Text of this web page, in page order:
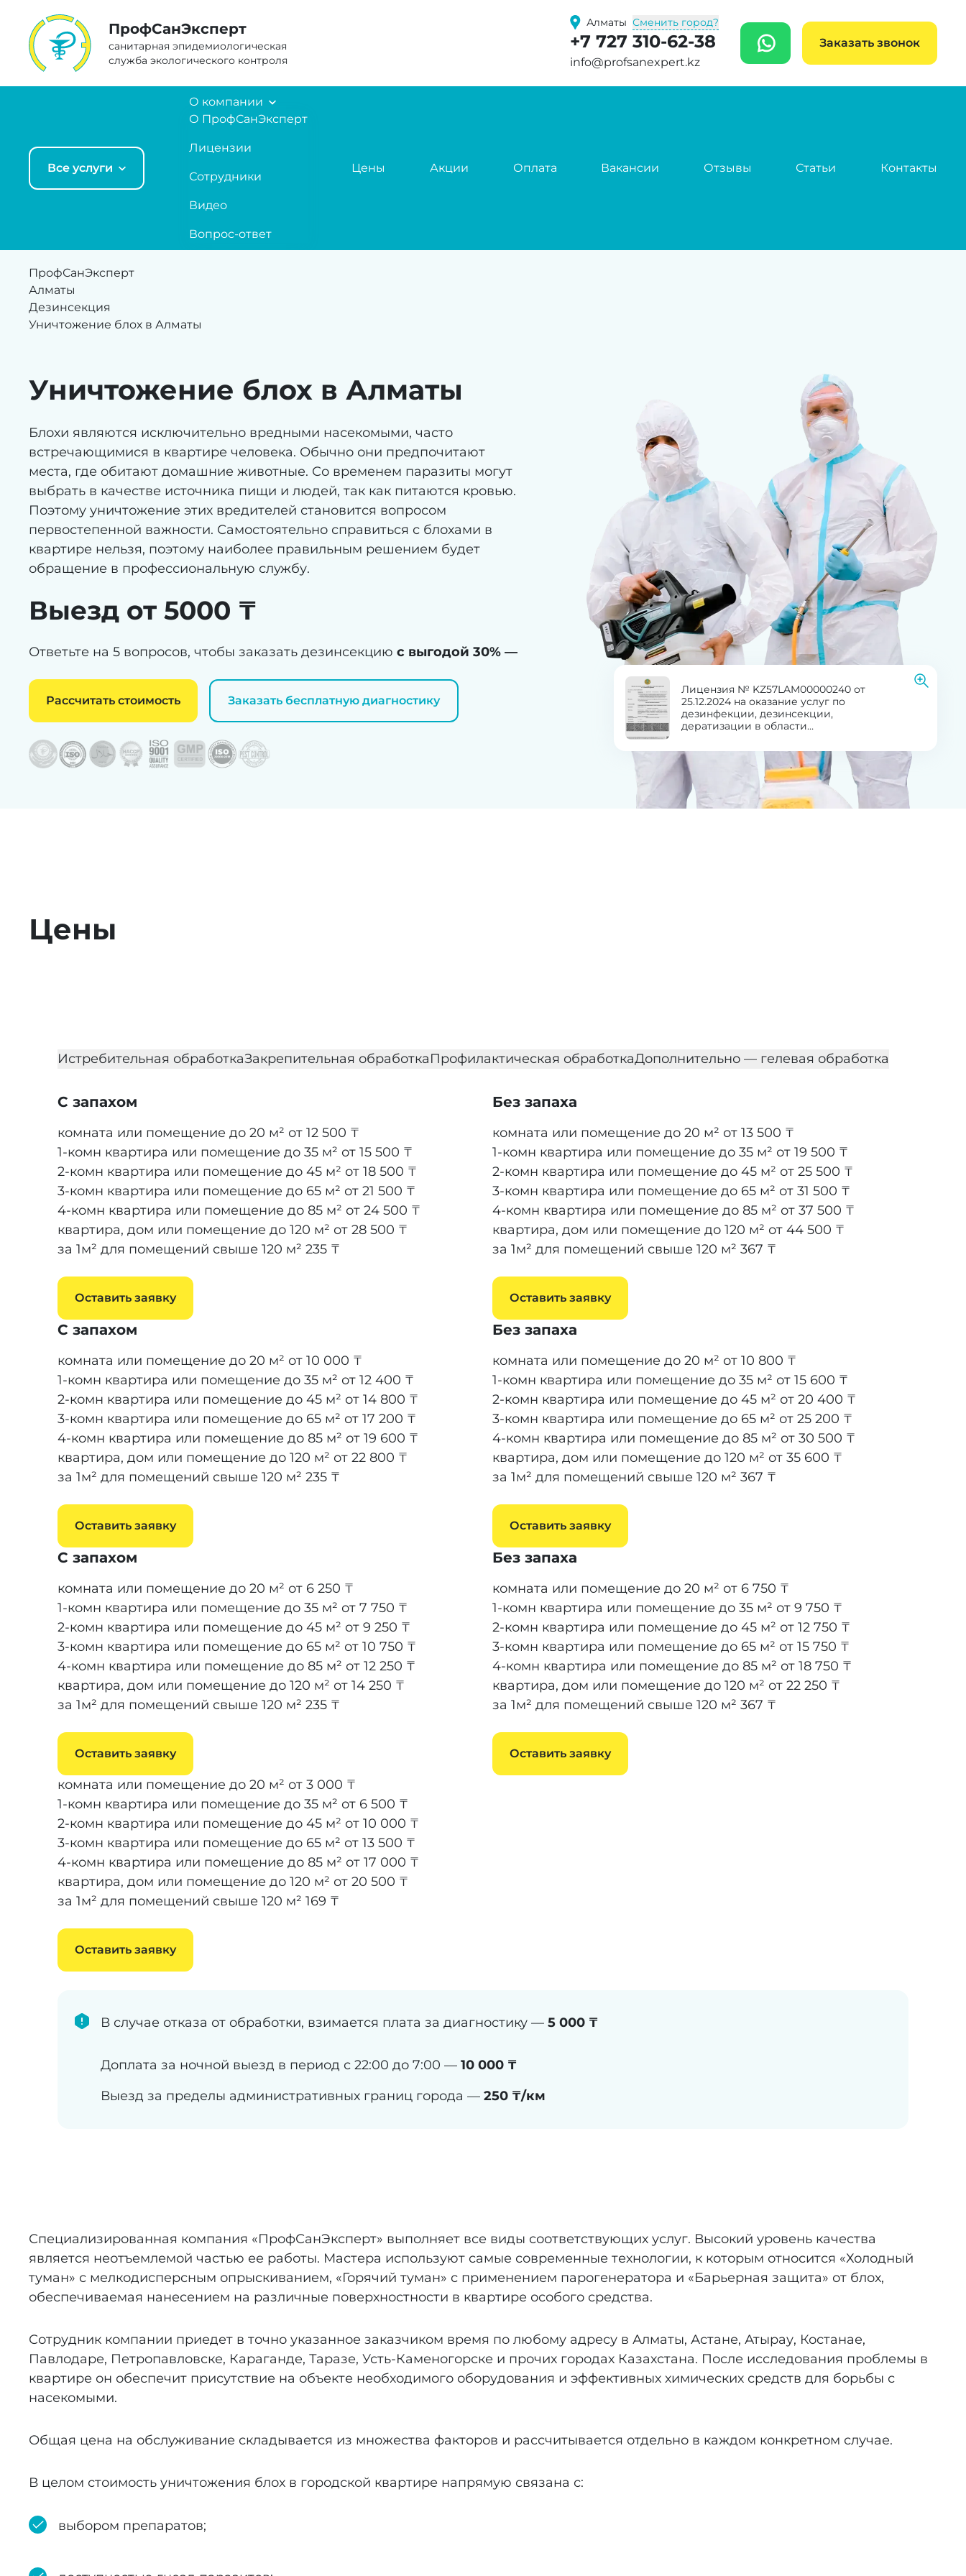
ПрофCанЭксперт
санитарная эпидемиологическая
служба экологического контроля
Алматы Сменить город?
+7 727 310-62-38
info@profsanexpert.kz
WhatsAppЗаказать звонок
Все услуги
О компании
О ПрофСанЭксперт
Лицензии
Сотрудники
Видео
Вопрос-ответ
Цены Акции Оплата Вакансии Отзывы Статьи Контакты
ПрофСанЭксперт
Алматы
Дезинсекция
Уничтожение блох в Алматы
Уничтожение блох в Алматы
Блохи являются исключительно вредными насекомыми, часто
встречающимися в квартире человека. Обычно они предпочитают
места, где обитают домашние животные. Со временем паразиты могут
выбрать в качестве источника пищи и людей, так как питаются кровью.
Поэтому уничтожение этих вредителей становится вопросом
первостепенной важности. Самостоятельно справиться с блохами в
квартире нельзя, поэтому наиболее правильным решением будет
обращение в профессиональную службу.
Выезд от 5000 ₸
Ответьте на 5 вопросов, чтобы заказать дезинсекцию с выгодой 30% —
Рассчитать стоимость Заказать бесплатную диагностику
Лицензия № KZ57LAM00000240 от
25.12.2024 на оказание услуг по
дезинфекции, дезинсекции,
дератизации в области
Цены
Истребительная обработкаЗакрепительная обработкаПрофилактическая обработкаДополнительно — гелевая обработка
С запахом
комната или помещение до 20 м² от 12 500 ₸
1-комн квартира или помещение до 35 м² от 15 500 ₸
2-комн квартира или помещение до 45 м² от 18 500 ₸
3-комн квартира или помещение до 65 м² от 21 500 ₸
4-комн квартира или помещение до 85 м² от 24 500 ₸
квартира, дом или помещение до 120 м² от 28 500 ₸
за 1м² для помещений свыше 120 м² 235 ₸
Оставить заявку
Без запаха
комната или помещение до 20 м² от 13 500 ₸
1-комн квартира или помещение до 35 м² от 19 500 ₸
2-комн квартира или помещение до 45 м² от 25 500 ₸
3-комн квартира или помещение до 65 м² от 31 500 ₸
4-комн квартира или помещение до 85 м² от 37 500 ₸
квартира, дом или помещение до 120 м² от 44 500 ₸
за 1м² для помещений свыше 120 м² 367 ₸
Оставить заявку
С запахом
комната или помещение до 20 м² от 10 000 ₸
1-комн квартира или помещение до 35 м² от 12 400 ₸
2-комн квартира или помещение до 45 м² от 14 800 ₸
3-комн квартира или помещение до 65 м² от 17 200 ₸
4-комн квартира или помещение до 85 м² от 19 600 ₸
квартира, дом или помещение до 120 м² от 22 800 ₸
за 1м² для помещений свыше 120 м² 235 ₸
Оставить заявку
Без запаха
комната или помещение до 20 м² от 10 800 ₸
1-комн квартира или помещение до 35 м² от 15 600 ₸
2-комн квартира или помещение до 45 м² от 20 400 ₸
3-комн квартира или помещение до 65 м² от 25 200 ₸
4-комн квартира или помещение до 85 м² от 30 500 ₸
квартира, дом или помещение до 120 м² от 35 600 ₸
за 1м² для помещений свыше 120 м² 367 ₸
Оставить заявку
С запахом
комната или помещение до 20 м² от 6 250 ₸
1-комн квартира или помещение до 35 м² от 7 750 ₸
2-комн квартира или помещение до 45 м² от 9 250 ₸
3-комн квартира или помещение до 65 м² от 10 750 ₸
4-комн квартира или помещение до 85 м² от 12 250 ₸
квартира, дом или помещение до 120 м² от 14 250 ₸
за 1м² для помещений свыше 120 м² 235 ₸
Оставить заявку
Без запаха
комната или помещение до 20 м² от 6 750 ₸
1-комн квартира или помещение до 35 м² от 9 750 ₸
2-комн квартира или помещение до 45 м² от 12 750 ₸
3-комн квартира или помещение до 65 м² от 15 750 ₸
4-комн квартира или помещение до 85 м² от 18 750 ₸
квартира, дом или помещение до 120 м² от 22 250 ₸
за 1м² для помещений свыше 120 м² 367 ₸
Оставить заявку
комната или помещение до 20 м² от 3 000 ₸
1-комн квартира или помещение до 35 м² от 6 500 ₸
2-комн квартира или помещение до 45 м² от 10 000 ₸
3-комн квартира или помещение до 65 м² от 13 500 ₸
4-комн квартира или помещение до 85 м² от 17 000 ₸
квартира, дом или помещение до 120 м² от 20 500 ₸
за 1м² для помещений свыше 120 м² 169 ₸
Оставить заявку
В случае отказа от обработки, взимается плата за диагностику — 5 000 ₸
Доплата за ночной выезд в период с 22:00 до 7:00 — 10 000 ₸
Выезд за пределы административных границ города — 250 ₸/км
Специализированная компания «ПрофСанЭксперт» выполняет все виды соответствующих услуг. Высокий уровень качества
является неотъемлемой частью ее работы. Мастера используют самые современные технологии, к которым относится «Холодный
туман» с мелкодисперсным опрыскиванием, «Горячий туман» с применением парогенератора и «Барьерная защита» от блох,
обеспечиваемая нанесением на различные поверхностности в квартире особого средства.
Сотрудник компании приедет в точно указанное заказчиком время по любому адресу в Алматы, Астане, Атырау, Костанае,
Павлодаре, Петропавловске, Караганде, Таразе, Усть-Каменогорске и прочих городах Казахстана. После исследования проблемы в
квартире он обеспечит присутствие на объекте необходимого оборудования и эффективных химических средств для борьбы с
насекомыми.
Общая цена на обслуживание складывается из множества факторов и рассчитывается отдельно в каждом конкретном случае.
В целом стоимость уничтожения блох в городской квартире напрямую связана с:
выбором препаратов;